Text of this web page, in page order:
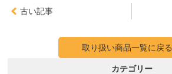
古い記事
取り扱い商品一覧に戻る
カテゴリー